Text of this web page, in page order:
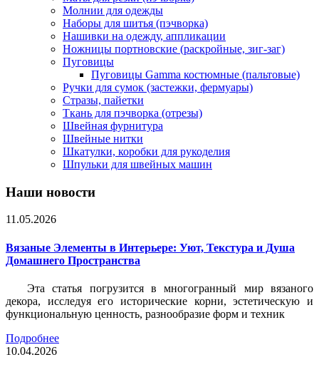
Молнии для одежды
Наборы для шитья (пэчворка)
Нашивки на одежду, аппликации
Ножницы портновские (раскройные, зиг-заг)
Пуговицы
Пуговицы Gamma костюмные (пальтовые)
Ручки для сумок (застежки, фермуары)
Стразы, пайетки
Ткань для пэчворка (отрезы)
Швейная фурнитура
Швейные нитки
Шкатулки, коробки для рукоделия
Шпульки для швейных машин
Наши новости
11.05.2026
Вязаные Элементы в Интерьере: Уют, Текстура и Душа
Домашнего Пространства
Эта статья погрузится в многогранный мир вязаного
декора, исследуя его исторические корни, эстетическую и
функциональную ценность, разнообразие форм и техник
Подробнее
10.04.2026